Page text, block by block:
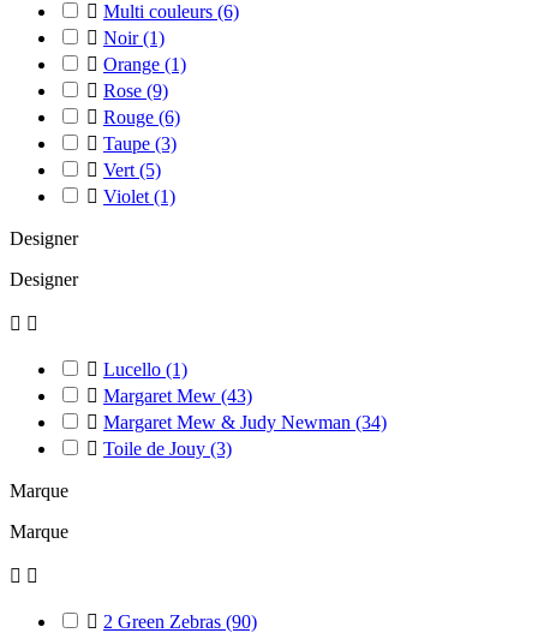
 Multi couleurs (6)
 Noir(1)
 Orange (1)
 Rose (9)
 Rouge (6)
 Taupe (3)
 Vert (5)
 Violet (1)
Designer
Designer
 
 Lucello (1)
 Margaret Mew (43)
 Margaret Mew & Judy Newman (34)
 Toile de Jouy (3)
Marque
Marque
 
 2 Green Zebras (90)